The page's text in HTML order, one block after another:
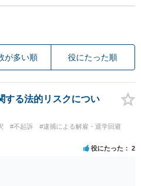
が多い順 役にたった順
する法的リスクについ
#不起訴
#逮捕による解雇・退学回避
役にたった 2